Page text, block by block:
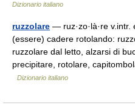
Dizionario italiano
ruzzolare — ruz·zo·là·re v.intr.
(essere) cadere rotolando:
ruzzolare dal letto, alzarsi di
precipitare, rotolare,
Dizionario italiano